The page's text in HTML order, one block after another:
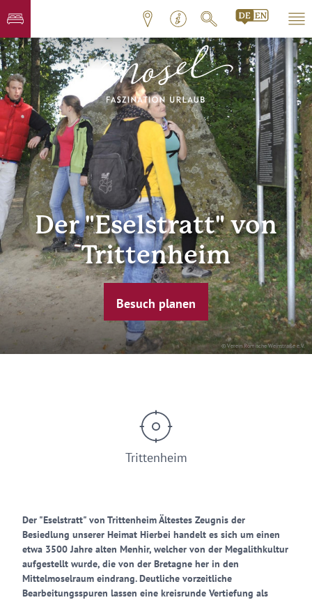
© Verein Römische Weinstraße e.V.
Der "Eselstratt" von
Trittenheim
Besuch planen
Trittenheim
Der "Eselstratt" von Trittenheim Ältestes Zeugnis der
Besiedlung unserer Heimat Hierbei handelt es sich um einen
etwa 3500 Jahre alten Menhir, welcher von der Megalithkultur
aufgestellt wurde, die von der Bretagne her in den
Mittelmoselraum eindrang. Deutliche vorzeitliche
Bearbeitungsspuren lassen eine kreisrunde Vertiefung als